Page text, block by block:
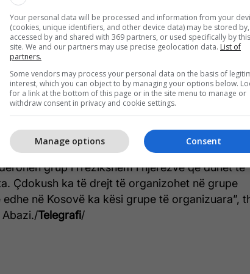
ka fusha të pafundme të investimeve që
shkak të fuqisë që kanë ata janë vendosur në
Unë nuk kam takua njerëz më modest se
asgjë të bëjnë me skemat e masonëve në
në botë”.
megjithatë njerëzit nuk duhet te kenë frikë se
i rrezikshëm nga të cilët duhet pasur frikë.
të shkohet në atë masë sa të stigmatizohen
grup i rrezikshëm i njerëzve që duhet të
Çdokush ka të drejt të organizohet në grupe
në Kosovë ka kësi grupe të organizuara”,
Abazi./Telegrafi/
Your personal data will be processed and information from your
(cookies, unique identifiers, and other device data) may be stored by,
accessed by and shared with 369 partners, or used specifically by this
site. We and our partners may use precise geolocation data. List of
partners.
Some vendors may process your personal data on the basis of
interest, which you can object to by managing your options below.
for a link at the bottom of this page or in the site menu to manage or
withdraw consent in privacy and cookie settings.
Consent
Manage options